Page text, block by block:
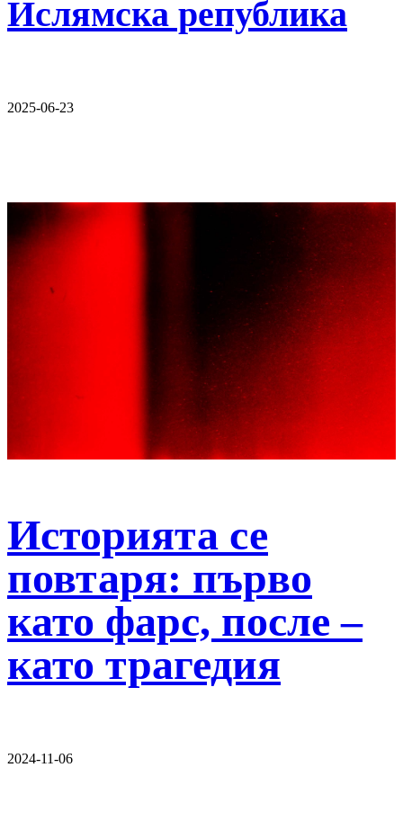
Ислямска република
2025-06-23
Историята се
повтаря: първо
като фарс, после –
като трагедия
2024-11-06